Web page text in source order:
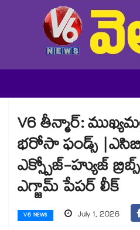
V6 తీన్మార్:
భరోసా ఫండ్స్
ఎక్స్పోజ్-హ్యుజ్
ఎగ్జామ్ పేపర్ లీక్
V6 NEWS July 1, 2026